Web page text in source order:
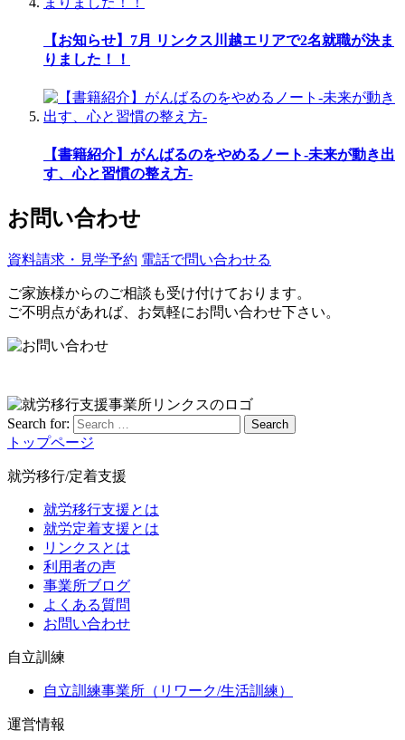
【お知らせ】7月 リンクス川越エリアで2名就職が決ま
りました！！
【書籍紹介】がんばるのをやめるノート-未来が動き出
す、心と習慣の整え方-
お問い合わせ
資料請求・見学予約 電話で問い合わせる
ご家族様からのご相談も受け付けております。
ご不明点があれば、お気軽にお問い合わせ下さい。
Search for: Search
トップページ
就労移行/定着支援
就労移行支援とは
就労定着支援とは
リンクスとは
利用者の声
事業所ブログ
よくある質問
お問い合わせ
自立訓練
自立訓練事業所（リワーク/生活訓練）
運営情報